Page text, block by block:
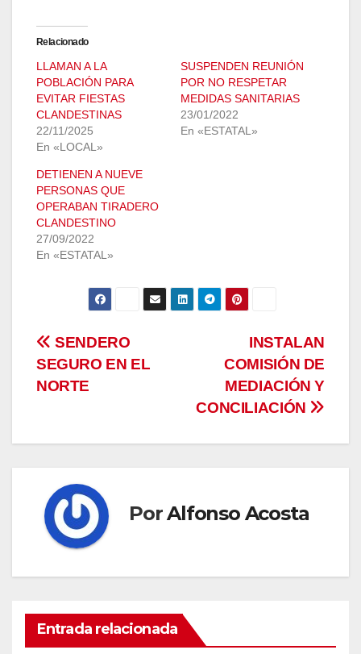
Relacionado
LLAMAN A LA
POBLACIÓN PARA
EVITAR FIESTAS
CLANDESTINAS
22/11/2025
En «LOCAL»
SUSPENDEN REUNIÓN
POR NO RESPETAR
MEDIDAS SANITARIAS
23/01/2022
En «ESTATAL»
DETIENEN A NUEVE
PERSONAS QUE
OPERABAN TIRADERO
CLANDESTINO
27/09/2022
En «ESTATAL»
Navegación
de
INSTALAN
COMISIÓN DE
MEDIACIÓN Y
CONCILIACIÓN
SENDERO
SEGURO EN EL
NORTE
PorAlfonso Acosta
Entrada relacionada